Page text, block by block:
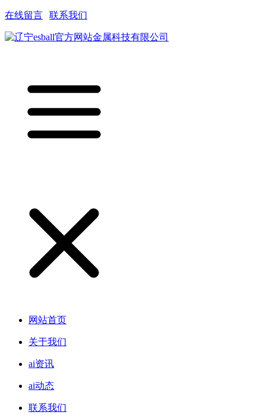
在线留言 联系我们
网站首页
关于我们
ai资讯
ai动态
联系我们